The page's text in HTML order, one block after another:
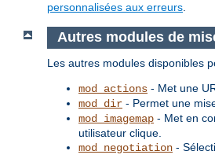
personnalisées aux erreurs.
Autres modules de
Les autres modules disponibles
mod_actions - Met une
mod_dir - Permet une
mod_imagemap - Met en
utilisateur clique.
mod_negotiation -